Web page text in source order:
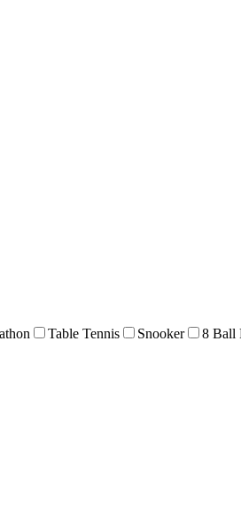
Table Tennis Snooker 8 Ball